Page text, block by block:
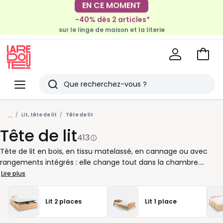
EN CE MOMENT
-30€ tous les 100€*
sur le meuble & la déco
-40% dès 2 articles*
sur le linge de maison et la literie
Menu
Redoute
Rechercher
Derniers
articles
vus
Voir
... Lit, tête de lit Tête de lit
Tête de lit413
Tête de lit en bois, en tissu matelassé, en cannage ou avec
rangements intégrés : elle change tout dans la chambre.
Adossé à un dossier confortable pour lire quelques pages, poser
un coussin de plus ou structurer l’espace autour du lit, ce détail
a de vrais atouts au quotidien. Une tête de lit habille le mur,
protège des marques et donne tout de suite plus de relief à la
pièce. Version capitonnée pour une sensation cosy, modèle en
Lire plus
Lit 2 places Lit 1 place